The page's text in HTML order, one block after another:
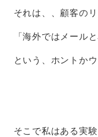
それは、、顧客の
「海外ではメール
という、ホントか
そこで私はある実験